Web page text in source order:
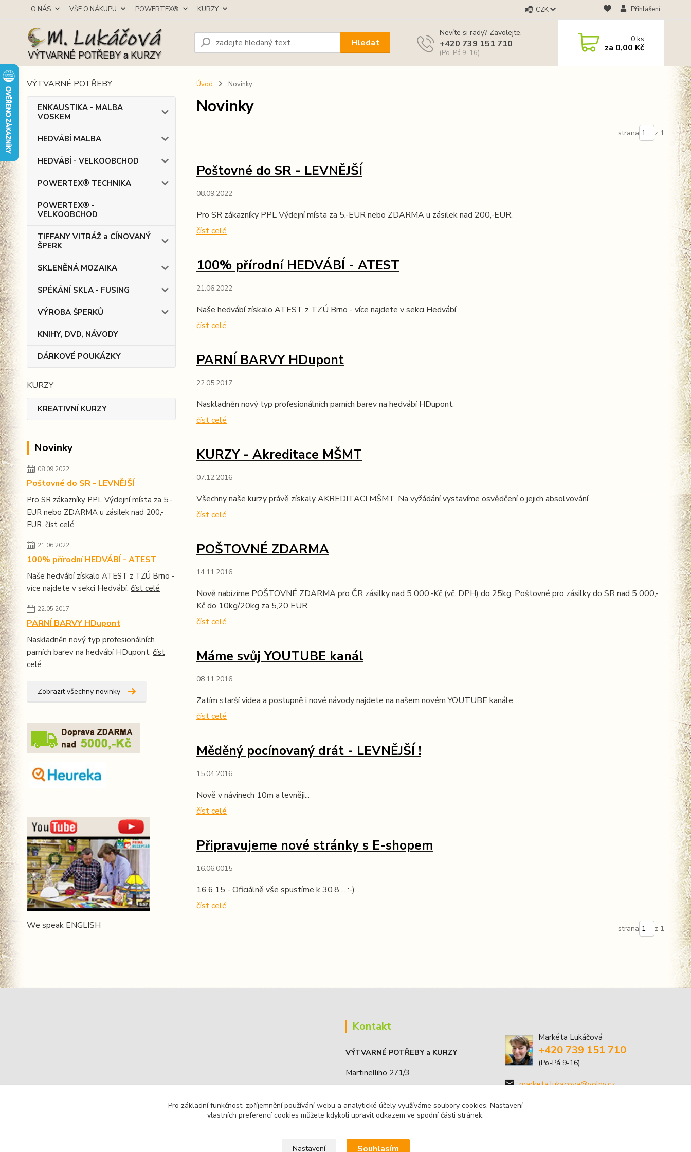
O NÁS VŠE O NÁKUPU POWERTEX® KURZY CZK Přihlášení
Hledat
Nevíte si rady? Zavolejte.
+420 739 151 710
(Po-Pá 9-16)
0ks
za 0,00 Kč
VÝTVARNÉ POTŘEBY
ENKAUSTIKA - MALBA
VOSKEM
HEDVÁBÍ MALBA
HEDVÁBÍ - VELKOOBCHOD
POWERTEX® TECHNIKA
POWERTEX® -
VELKOOBCHOD
TIFFANY VITRÁŽ a CÍNOVANÝ
ŠPERK
SKLENĚNÁ MOZAIKA
SPÉKÁNÍ SKLA - FUSING
VÝROBA ŠPERKŮ
KNIHY, DVD, NÁVODY
DÁRKOVÉ POUKÁZKY
KURZY
KREATIVNÍ KURZY
Novinky
08.09.2022
Poštovné do SR - LEVNĚJŠÍ
Pro SR zákazníky PPL Výdejní místa za 5,-
EUR nebo ZDARMA u zásilek nad 200,-
EUR. číst celé
21.06.2022
100% přírodní HEDVÁBÍ - ATEST
Naše hedvábí získalo ATEST z TZÚ Brno -
více najdete v sekci Hedvábí. číst celé
22.05.2017
PARNÍ BARVY HDupont
Naskladněn nový typ profesionálních
parních barev na hedvábí HDupont. číst
celé
Zobrazit všechny novinky
We speak ENGLISH
Úvod Novinky
Novinky
strana z 1
Poštovné do SR - LEVNĚJŠÍ
08.09.2022
Pro SR zákazníky PPL Výdejní místa za 5,-EUR nebo ZDARMA u zásilek nad 200,-EUR.
číst celé
100% přírodní HEDVÁBÍ - ATEST
21.06.2022
Naše hedvábí získalo ATEST z TZÚ Brno - více najdete v sekci Hedvábí.
číst celé
PARNÍ BARVY HDupont
22.05.2017
Naskladněn nový typ profesionálních parních barev na hedvábí HDupont.
číst celé
KURZY - Akreditace MŠMT
07.12.2016
Všechny naše kurzy právě získaly AKREDITACI MŠMT. Na vyžádání vystavíme osvědčení o jejich absolvování.
číst celé
POŠTOVNÉ ZDARMA
14.11.2016
Nově nabízíme POŠTOVNÉ ZDARMA pro ČR zásilky nad 5 000,-Kč (vč. DPH) do 25kg. Poštovné pro zásilky do SR nad 5 000,-
Kč do 10kg/20kg za 5,20 EUR.
číst celé
Máme svůj YOUTUBE kanál
08.11.2016
Zatím starší videa a postupně i nové návody najdete na našem novém YOUTUBE kanále.
číst celé
Měděný pocínovaný drát - LEVNĚJŠÍ !
15.04.2016
Nově v návinech 10m a levněji...
číst celé
Připravujeme nové stránky s E-shopem
16.06.0015
16.6.15 - Oficiálně vše spustíme k 30.8.... :-)
číst celé
strana z 1
Kontakt
VÝTVARNÉ POTŘEBY a KURZY
Martinelliho 271/3
IČO: 68885636
Markéta Lukáčová
+420 739 151 710
(Po-Pá 9-16)
marketa.lukacova@volny.cz
Pro základní funkčnost, zpříjemnění používání webu a analytické účely využíváme soubory cookies. Nastavení
vlastních preferencí cookies můžete kdykoli upravit odkazem ve spodní části stránek.
Nastavení Souhlasím